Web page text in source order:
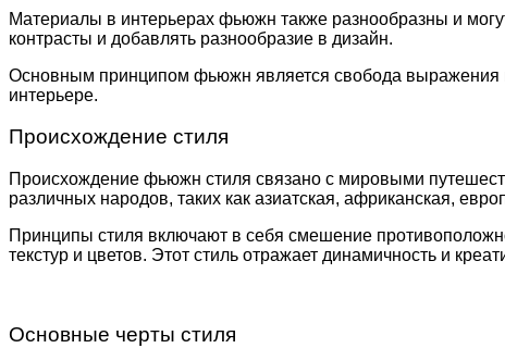
Материалы в интерьерах фьюжн также разнообразны и
контрасты и добавлять разнообразие в дизайн.
Основным принципом фьюжн является свобода выражения и
интерьере.
Происхождение стиля
Происхождение фьюжн стиля связано с мировыми
различных народов, таких как азиатская, африканская,
Принципы стиля включают в себя смешение
текстур и цветов. Этот стиль отражает динамичность и
Основные черты стиля